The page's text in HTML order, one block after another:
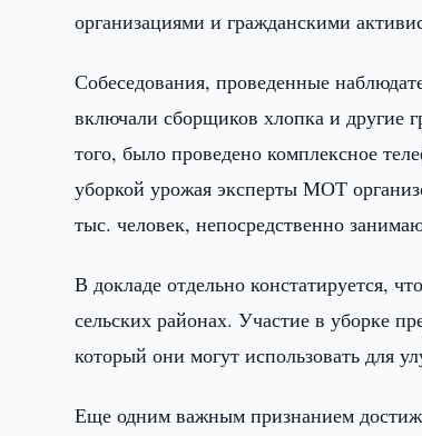
организациями и гражданскими
Собеседования, проведенные
включали сборщиков хлопка и другие
того, было проведено комплексное
уборкой урожая эксперты МОТ
тыс. человек, непосредственно
В докладе отдельно констатируется,
сельских районах. Участие в уборке
который они могут использовать для
Еще одним важным признанием